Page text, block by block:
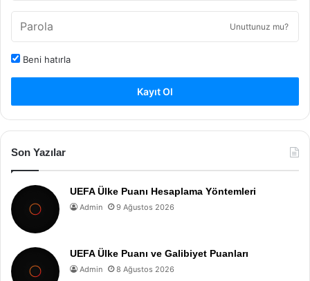
Unuttunuz mu?
Beni hatırla
Kayıt Ol
Son Yazılar
UEFA Ülke Puanı Hesaplama Yöntemleri
Admin 9 Ağustos 2026
UEFA Ülke Puanı ve Galibiyet Puanları
Admin 8 Ağustos 2026